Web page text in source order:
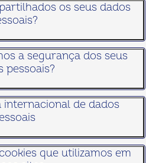
os seus dados
a segurança dos seus
pessoais?
internacional de dados
que utilizamos em